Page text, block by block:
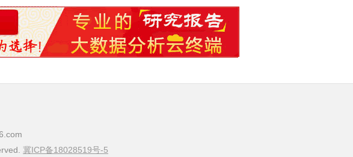
冀ICP备18028519号-5